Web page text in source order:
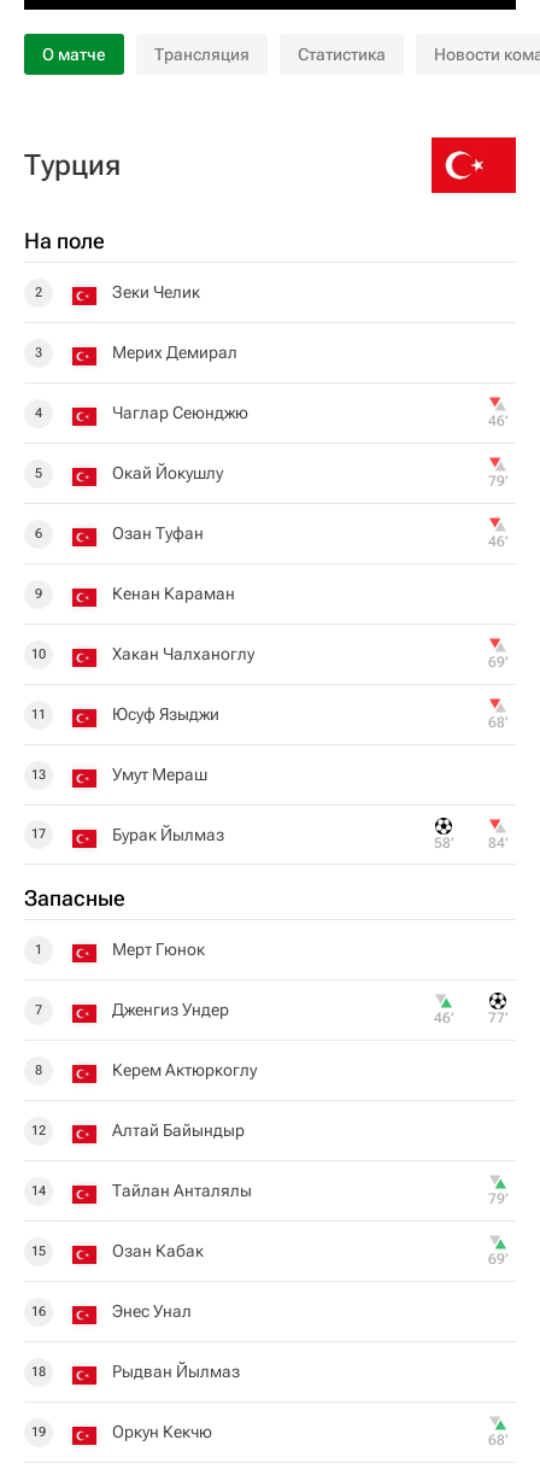
О матче Трансляция Статистика Новости
Турция
На поле
2 Зеки Челик
3 Мерих Демирал
4 Чаглар Сеюнджю 46‎’‎
5 Окай Йокушлу 79‎’‎
6 Озан Туфан 46‎’‎
9 Кенан Караман
10 Хакан Чалханоглу 69‎’‎
11 Юсуф Языджи 68‎’‎
13 Умут Мераш
17 Бурак Йылмаз 58‎’‎ 84‎’‎
Запасные
1 Мерт Гюнок
7 Дженгиз Ундер 46‎’‎ 77‎’‎
8 Керем Актюркоглу
12 Алтай Байындыр
14 Тайлан Анталялы 79‎’‎
15 Озан Кабак 69‎’‎
16 Энес Унал
18 Рыдван Йылмаз
19 Оркун Кекчю 68‎’‎